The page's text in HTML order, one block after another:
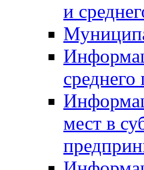
и
среднего
мест в